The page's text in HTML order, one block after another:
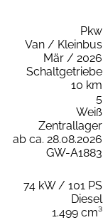
Pkw
Van / Kleinbus
Mär / 2026
Schaltgetriebe
10 km
5
Weiß
Zentrallager
ab ca. 28.08.2026
GW-A1883
74 kW / 101 PS
Diesel
1.499 cm³